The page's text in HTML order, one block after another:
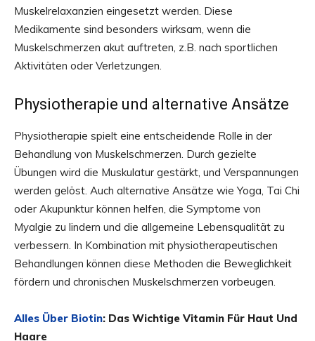
Muskelrelaxanzien eingesetzt werden. Diese
Medikamente sind besonders wirksam, wenn die
Muskelschmerzen akut auftreten, z.B. nach sportlichen
Aktivitäten oder Verletzungen.
Physiotherapie und alternative Ansätze
Physiotherapie spielt eine entscheidende Rolle in der
Behandlung von Muskelschmerzen. Durch gezielte
Übungen wird die Muskulatur gestärkt, und Verspannungen
werden gelöst. Auch alternative Ansätze wie Yoga, Tai Chi
oder Akupunktur können helfen, die Symptome von
Myalgie zu lindern und die allgemeine Lebensqualität zu
verbessern. In Kombination mit physiotherapeutischen
Behandlungen können diese Methoden die Beweglichkeit
fördern und chronischen Muskelschmerzen vorbeugen.
Alles Über Biotin: Das Wichtige Vitamin Für Haut Und
Haare